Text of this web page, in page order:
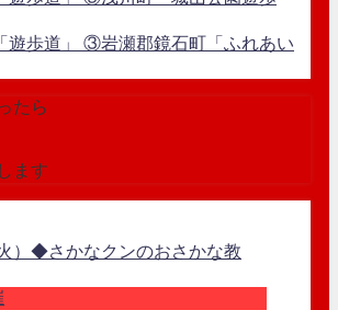
遊歩道」 ③岩瀬郡鏡石町「ふれあい
たら
ます